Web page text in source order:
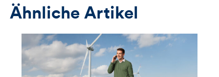
Ähnliche Artikel